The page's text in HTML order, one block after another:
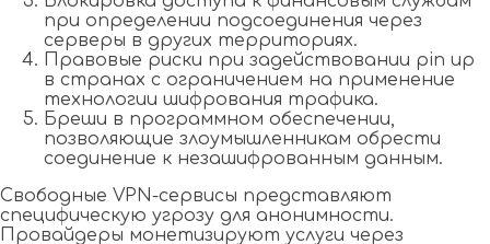
при определении подсоединения через
серверы в других территориях.
Правовые риски при задействовании pin up
в странах с ограничением на применение
технологии шифрования трафика.
Бреши в программном обеспечении,
позволяющие злоумышленникам обрести
соединение к незашифрованным данным.
Свободные VPN-сервисы представляют
специфическую угрозу для анонимности.
Провайдеры монетизируют услуги через